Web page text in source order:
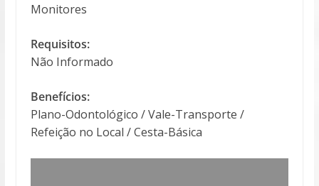
Monitores
Requisitos:
Não Informado
Benefícios:
Plano-Odontológico / Vale-Transporte /
Refeição no Local / Cesta-Básica